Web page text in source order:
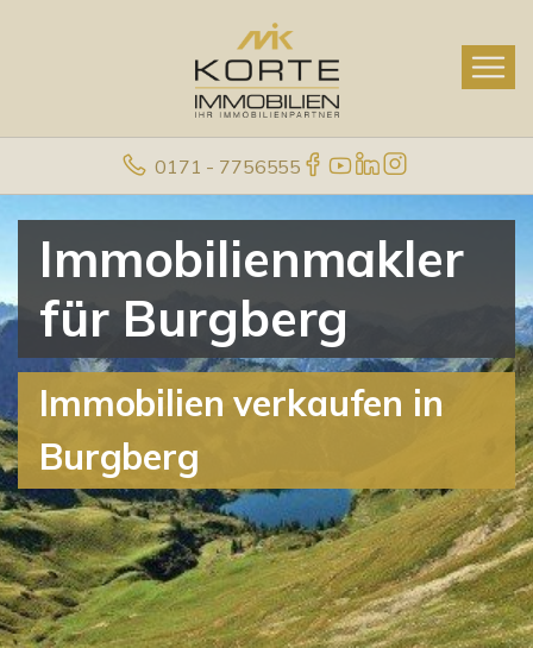
0171 - 7756555
Immobilienmakler
für Burgberg
Immobilien verkaufen in
Burgberg